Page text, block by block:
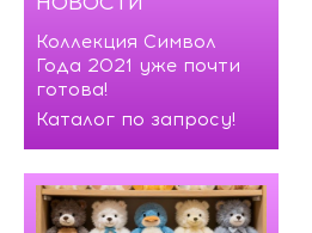
Коллекция Символ
Года 2021 уже почти
готова!
Каталог по запросу!